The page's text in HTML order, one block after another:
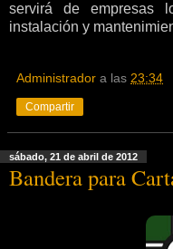
servirá de empresas
instalación y
Administrador a las 23:34
Compartir
sábado, 21 de abril de 2012
Bandera para